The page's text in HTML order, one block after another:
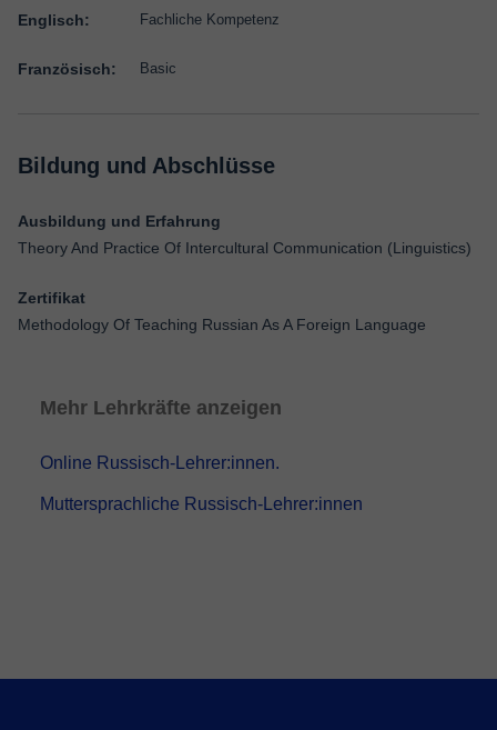
Englisch: Fachliche Kompetenz
Französisch: Basic
Bildung und Abschlüsse
Ausbildung und Erfahrung
Theory And Practice Of Intercultural Communication (Linguistics)
Zertifikat
Methodology Of Teaching Russian As A Foreign Language
Mehr Lehrkräfte anzeigen
Online Russisch-Lehrer:innen.
Muttersprachliche Russisch-Lehrer:innen